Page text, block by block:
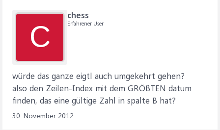
C
chess
Erfahrener User
würde das ganze eigtl auch umgekehrt gehen?
also den Zeilen-Index mit dem GRÖßTEN datum
finden, das eine gültige Zahl in spalte B hat?
30. November 2012